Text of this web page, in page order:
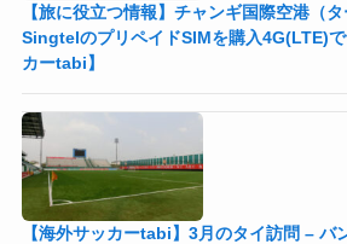
【旅に役立つ情報】チャンギ国際空港（タ
SingtelのプリペイドSIMを購入4G(LTE)
カーtabi】
【海外サッカーtabi】3月のタイ訪問 – バ